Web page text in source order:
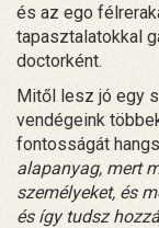
és az ego
tapasztalatokkal
doctorként.
Mitől lesz jó egy
vendégeink
fontosságát
alapanyag, mert
személyeket, és
és így tudsz